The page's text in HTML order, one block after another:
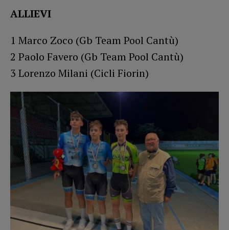
ALLIEVI
1 Marco Zoco (Gb Team Pool Cantù)
2 Paolo Favero (Gb Team Pool Cantù)
3 Lorenzo Milani (Cicli Fiorin)